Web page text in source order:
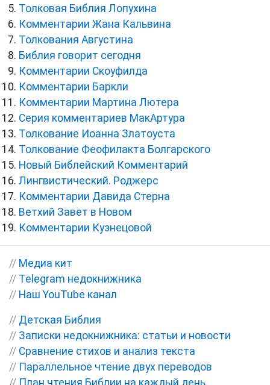
Толковая Библия Лопухина
Комментарии Жана Кальвина
Толкования Августина
Библия говорит сегодня
Комментарии Скоуфилда
Комментарии Баркли
Комментарии Мартина Лютера
Серия комментариев МакАртура
Толкование Иоанна Златоуста
Толкование Феофилакта Болгарского
Новый Библейский Комментарий
Лингвистический. Роджерс
Комментарии Давида Стерна
Ветхий Завет в Новом
Комментарии Кузнецовой
// Медиа кит
// Telegram недокнижника
// Наш YouTube канал
// Детская Библия
// Записки недокнижника: статьи и новости
// Сравнение стихов и анализ текста
// Параллельное чтение двух переводов